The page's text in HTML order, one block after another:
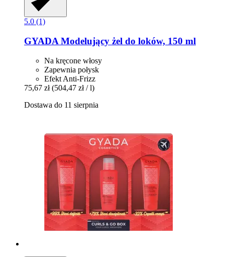
5.0 (1)
GYADA Modelujący żel do loków, 150 ml
Na kręcone włosy
Zapewnia połysk
Efekt Anti-Frizz
75,67 zł (504,47 zł / l)
Dostawa do 11 sierpnia